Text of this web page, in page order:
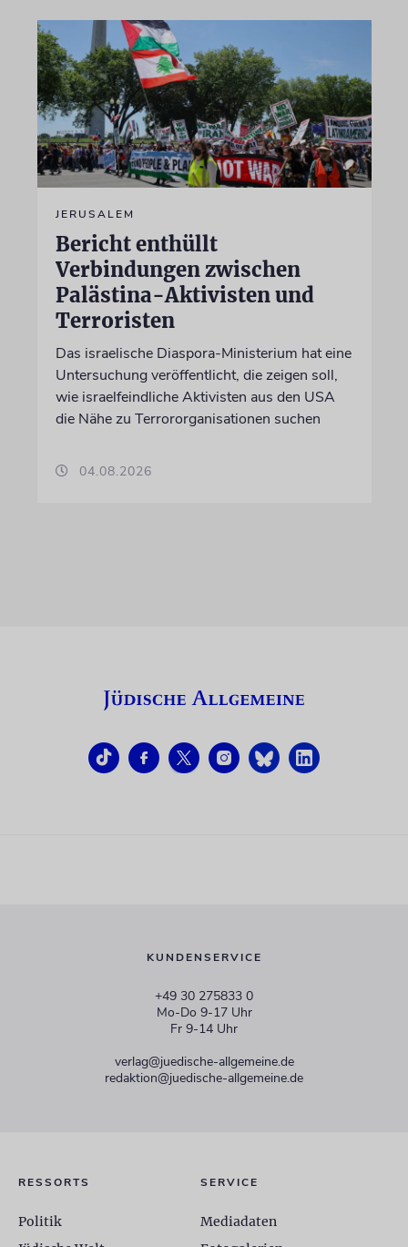
JERUSALEM
Bericht enthüllt
Verbindungen zwischen
Palästina-Aktivisten und
Terroristen
Das israelische Diaspora-Ministerium hat eine
Untersuchung veröffentlicht, die zeigen soll,
wie israelfeindliche Aktivisten aus den USA
die Nähe zu Terrororganisationen suchen
04.08.2026
KUNDENSERVICE
+49 30 275833 0
Mo-Do 9-17 Uhr
Fr 9-14 Uhr
verlag@juedische-allgemeine.de
redaktion@juedische-allgemeine.de
RESSORTS
Politik
SERVICE
Mediadaten